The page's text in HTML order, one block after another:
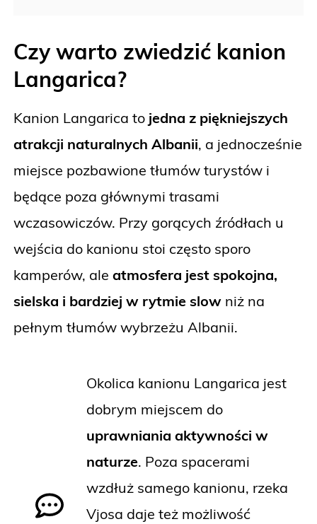
Czy warto zwiedzić kanion
Langarica?
Kanion Langarica to jedna z piękniejszych
atrakcji naturalnych Albanii, a jednocześnie
miejsce pozbawione tłumów turystów i
będące poza głównymi trasami
wczasowiczów. Przy gorących źródłach u
wejścia do kanionu stoi często sporo
kamperów, ale atmosfera jest spokojna,
sielska i bardziej w rytmie slow niż na
pełnym tłumów wybrzeżu Albanii.
Okolica kanionu Langarica jest
dobrym miejscem do
uprawniania aktywności w
naturze. Poza spacerami
wzdłuż samego kanionu, rzeka
Vjosa daje też możliwość